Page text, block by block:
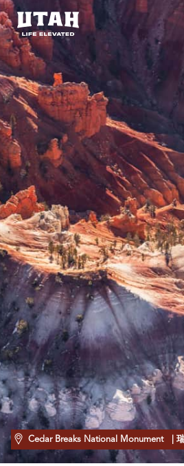
Skip to content
Cedar Breaks National Monument |